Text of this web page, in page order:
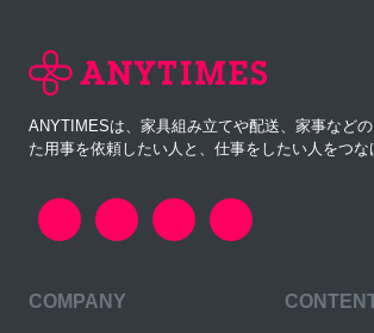
ANYTIMESは、家具組み立てや配送、家事など
た用事を依頼したい人と、仕事をしたい人をつな
COMPANY